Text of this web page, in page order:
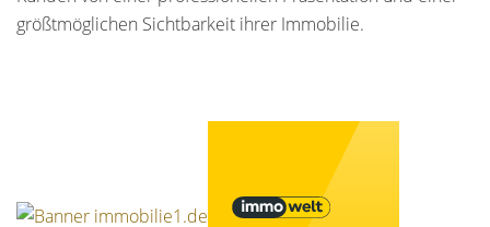
größtmöglichen Sichtbarkeit ihrer Immobilie.